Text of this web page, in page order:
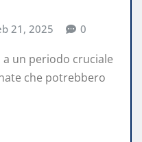
21, 2025 0
a un periodo cruciale
che potrebbero